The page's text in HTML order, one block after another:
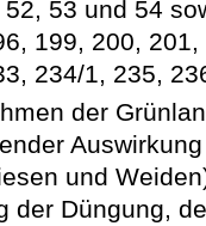
52, 53 und 54
199, 200,
234/1, 235,
der
und
der Düngung,